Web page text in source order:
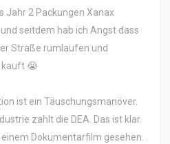
Jahr 2 Packungen Xanax
seitdem hab ich Angst dass
Straße rumlaufen und
kauft 😭
ist ein Täuschungsmanöver.
zahlt die DEA. Das ist klar.
einem Dokumentarfilm gesehen.